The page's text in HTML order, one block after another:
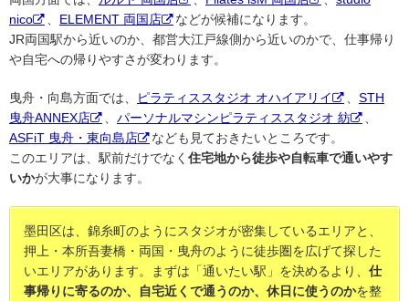
nico
ELEMENT 両国店
などが候補になります。
JR両国駅から近いのか、都営大江戸線側から近いのかで、仕事帰り
や自宅への帰りやすさが変わります。
曳舟・向島方面では、 ピラティススタジオ オハイアリイ
STH
曳舟ANNEX店
パーソナルマシンピラティススタジオ 紡
ASFiT 曳舟・東向島店
なども見ておきたいところです。
このエリアは、駅前だけでなく 住宅地から徒歩や自転車で通いやす
いかが大事になります。
墨田区は、錦糸町のようにスタジオが密集しているエリアと、
押上・本所吾妻橋・両国・曳舟のように徒歩圏を広げて探した
いエリアがあります。まずは「通いたい駅」を決めるより、 仕
事帰りに寄るのか、自宅近くで通うのか、休日に使うのかを整